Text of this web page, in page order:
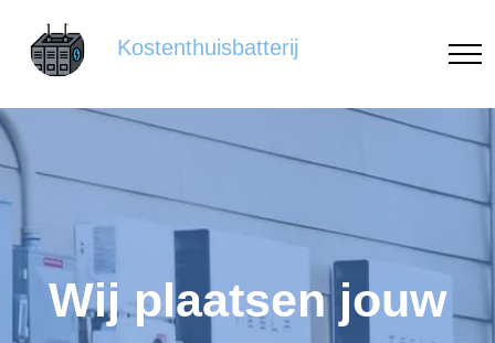
Kostenthuisbatterij
Wij plaatsen jouw